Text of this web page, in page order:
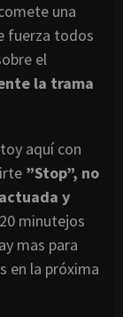
una
fuerza todos
el
la trama
aquí con
”Stop”, no
y
minutejos
mas para
en la próxima